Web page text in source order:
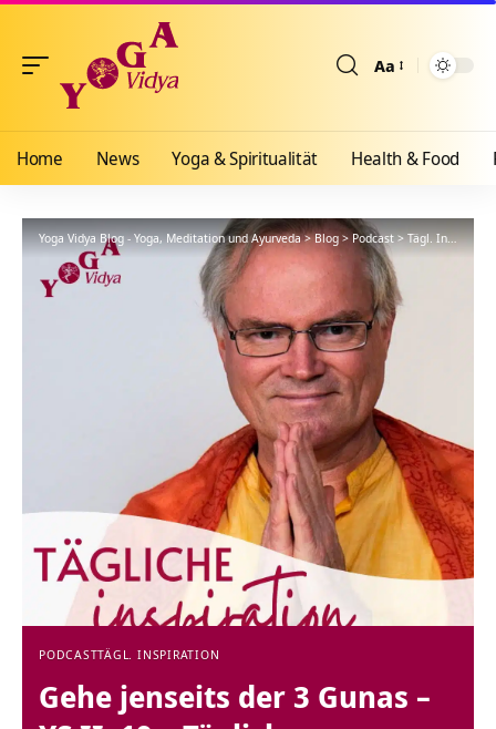
Aa
Home News Yoga & Spiritualität Health & Food
Yoga Vidya Blog - Yoga, Meditation und Ayurveda>Blog>Podcast>Tägl. Inspiration
PODCASTTÄGL. INSPIRATION
Gehe jenseits der 3 Gunas –